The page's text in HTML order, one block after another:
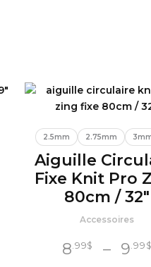
2.5mm 2.75mm
Aiguille
Fixe Knit Pro
80cm / 32″
Accessoires
8 .99$ – 9 .99 $